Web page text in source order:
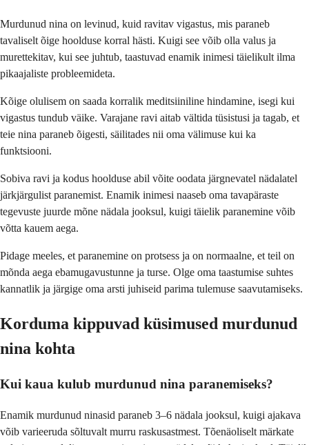
Murdunud nina on levinud, kuid ravitav vigastus, mis paraneb
tavaliselt õige hoolduse korral hästi. Kuigi see võib olla valus ja
murettekitav, kui see juhtub, taastuvad enamik inimesi täielikult ilma
pikaajaliste probleemideta.
Kõige olulisem on saada korralik meditsiiniline hindamine, isegi kui
vigastus tundub väike. Varajane ravi aitab vältida tüsistusi ja tagab, et
teie nina paraneb õigesti, säilitades nii oma välimuse kui ka
funktsiooni.
Sobiva ravi ja kodus hoolduse abil võite oodata järgnevatel nädalatel
järkjärgulist paranemist. Enamik inimesi naaseb oma tavapäraste
tegevuste juurde mõne nädala jooksul, kuigi täielik paranemine võib
võtta kauem aega.
Pidage meeles, et paranemine on protsess ja on normaalne, et teil on
mõnda aega ebamugavustunne ja turse. Olge oma taastumise suhtes
kannatlik ja järgige oma arsti juhiseid parima tulemuse saavutamiseks.
Korduma kippuvad küsimused murdunud
nina kohta
Kui kaua kulub murdunud nina paranemiseks?
Enamik murdunud ninasid paraneb 3–6 nädala jooksul, kuigi ajakava
võib varieeruda sõltuvalt murru raskusastmest. Tõenäoliselt märkate